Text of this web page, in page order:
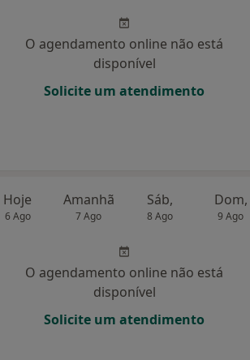
O agendamento online não está
disponível
Solicite um atendimento
Hoje
6 Ago
Amanhã
7 Ago
Sáb,
8 Ago
Dom,
9 Ago
O agendamento online não está
disponível
Solicite um atendimento